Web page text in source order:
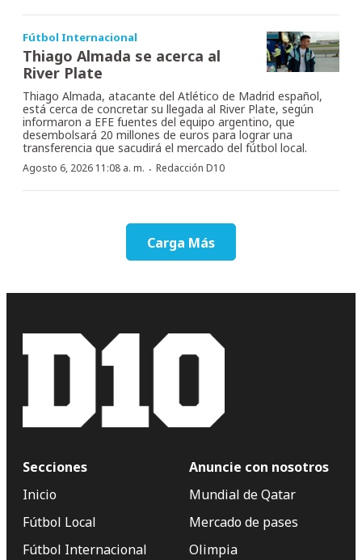
Fútbol Internacional
Thiago Almada se acerca al
River Plate
Thiago Almada, atacante del Atlético de Madrid español,
está cerca de concretar su llegada al River Plate, según
informaron a EFE fuentes del equipo argentino, que
desembolsará 20 millones de euros para lograr una
transferencia que sacudirá el mercado del fútbol local.
Agosto 6, 2026 11:08 a. m. · Redacción D10
Carga Más
Secciones
Inicio
Fútbol Local
Fútbol Internacional
Anuncie con nosotros
Mundial de Qatar
Mercado de pases
Olimpia